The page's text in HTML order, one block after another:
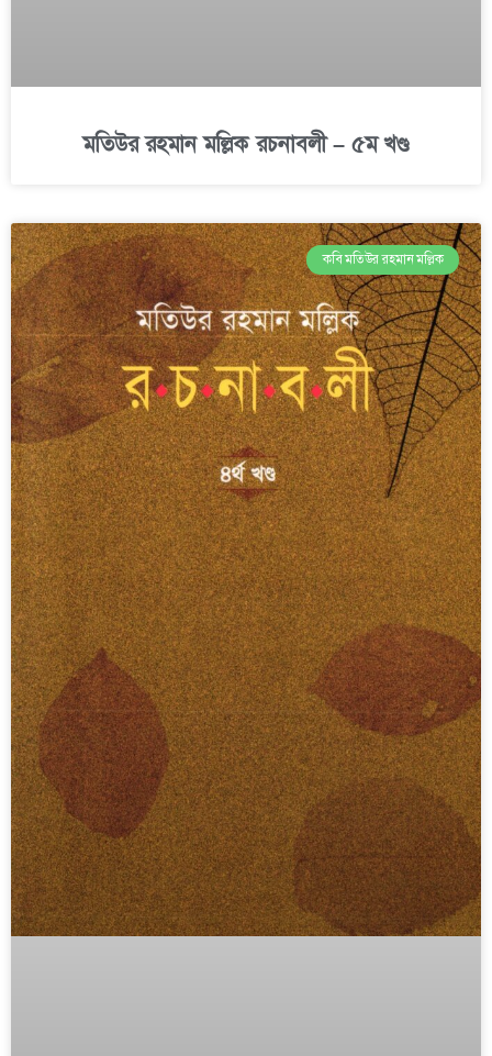
মতিউর রহমান মল্লিক রচনাবলী – ৫ম খণ্ড
কবি মতিউর রহমান মল্লিক